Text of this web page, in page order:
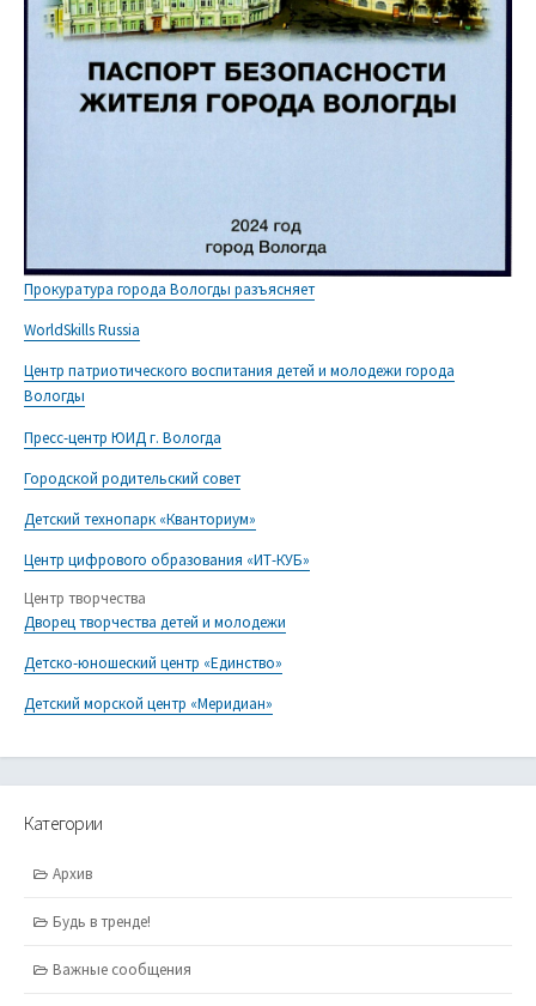
Прокуратура города Вологды разъясняет
WorldSkills Russia
Центр патриотического воспитания детей и молодежи города
Вологды
Пресс-центр ЮИД г. Вологда
Городской родительский совет
Детский технопарк «Кванториум»
Центр цифрового образования «ИТ-КУБ»
Центр творчества
Дворец творчества детей и молодежи
Детско-юношеский центр «Единство»
Детский морской центр «Меридиан»
Категории
Архив
Будь в тренде!
Важные сообщения